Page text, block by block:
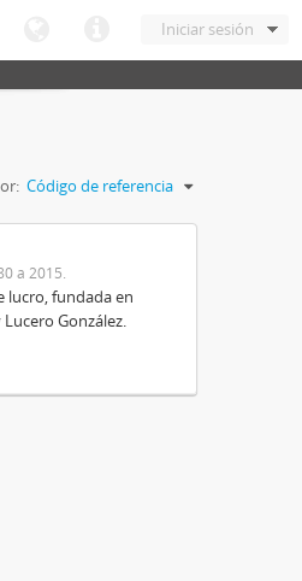
Iniciar sesión
Código de referencia
a 2015.
lucro, fundada en
González.